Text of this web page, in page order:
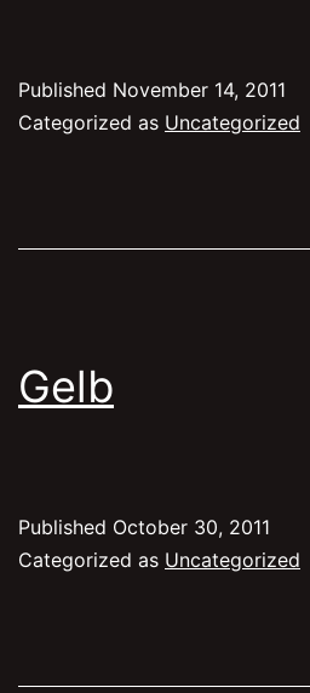
Published November 14, 2011
Categorized as Uncategorized
Gelb
Published October 30, 2011
Categorized as Uncategorized